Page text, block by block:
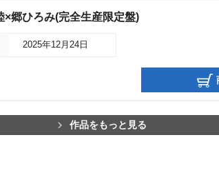
×郷ひろみ(完全生産限定盤)
2025年12月24日
作品をもっと見る